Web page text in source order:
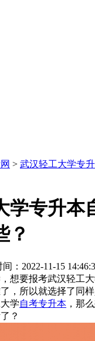
> 武汉轻工大学专
学专升本
？
间：2022-11-15
想要报考武汉轻工
，所以就选择了同
学自考专升本 ，那
？